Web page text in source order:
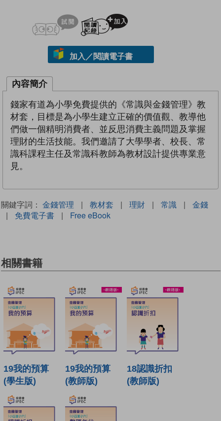
試閲
加入／閱讀電子書
內容簡介
錢家有道為小學免費提供的《常識與金錢管理》教
材套，目標是為小學生建立正確的價值觀、教導他
們做一個精明消費者、並反思消費主義問題及掌握
理財的生活技能。我們邀請了大學學者、校長、常
識科課程主任及常識科教師為教材設計提供專業意
見。
關鍵字詞： 金錢管理 | 教材套 | 理財 | 常識 |
金錢
|
免費電子書 | Free eBook
相關書籍
19我的預算
(學生版)
19我的預算
(教師版)
18認識折扣
(教師版)